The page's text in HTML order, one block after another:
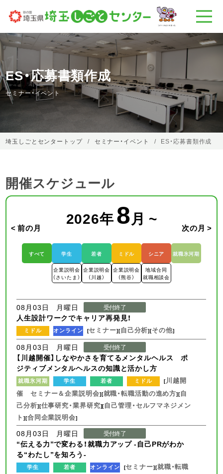
ES・応募書類作成
セミナー・イベント
埼玉しごとセンタートップ セミナー・イベント ES・応募書類作成
開催スケジュール
< 前の月 次の月 >
すべて 学生 若者 ミドル シニア 就職氷河期
企業説明会
（さいたま）
企業説明会
（川越）
企業説明会
（熊谷）
地域合同
就職相談会
2026年8月 ~
08月03日 月曜日 受付終了
人生設計ワークでキャリア再発見！
ミドル オンライン [セミナー][自己分析][その他]
08月03日 月曜日 受付終了
【川越開催】しなやかさを育てるメンタルヘルス ポ
ジティブメンタルヘルスの知識と活かし方
就職氷河期 学生 若者 ミドル [川越開
催 セミナー＆企業説明会][就職・転職活動の進め方][自
己分析][仕事研究・業界研究][自己管理・セルフマネジメン
ト][合同企業説明会]
08月03日 月曜日 受付終了
“伝える力”で変わる！就職力アップ -自己PRがわか
る“わたし”を知ろう-
学生 若者 オンライン [セミナー][就職・転職